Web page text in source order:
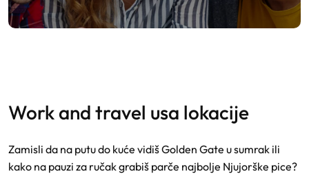
work and travel usa lokacije
Zamisli da na putu do kuće vidiš Golden Gate u sumrak ili
kako na pauzi za ručak grabiš parče najbolje Njujorške pice?